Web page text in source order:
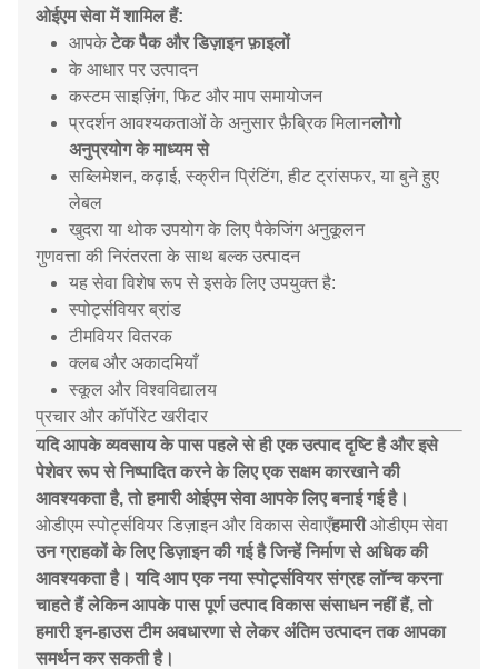
ओईएम सेवा में शामिल हैं:
आपके टेक पैक और डिज़ाइन फ़ाइलों
के आधार पर उत्पादन
कस्टम साइज़िंग, फिट और माप समायोजन
प्रदर्शन आवश्यकताओं के अनुसार फ़ैब्रिक मिलानलोगो
अनुप्रयोग के माध्यम से
सब्लिमेशन, कढ़ाई, स्क्रीन प्रिंटिंग, हीट ट्रांसफर, या बुने हुए
लेबल
खुदरा या थोक उपयोग के लिए पैकेजिंग अनुकूलन
गुणवत्ता की निरंतरता के साथ बल्क उत्पादन
यह सेवा विशेष रूप से इसके लिए उपयुक्त है:
स्पोर्ट्सवियर ब्रांड
टीमवियर वितरक
क्लब और अकादमियाँ
स्कूल और विश्वविद्यालय
प्रचार और कॉर्पोरेट खरीदार
यदि आपके व्यवसाय के पास पहले से ही एक उत्पाद दृष्टि है और इसे
पेशेवर रूप से निष्पादित करने के लिए एक सक्षम कारखाने की
आवश्यकता है, तो हमारी ओईएम सेवा आपके लिए बनाई गई है।
ओडीएम स्पोर्ट्सवियर डिज़ाइन और विकास सेवाएँहमारीओडीएम सेवा
उन ग्राहकों के लिए डिज़ाइन की गई है जिन्हें निर्माण से अधिक की
आवश्यकता है। यदि आप एक नया स्पोर्ट्सवियर संग्रह लॉन्च करना
चाहते हैं लेकिन आपके पास पूर्ण उत्पाद विकास संसाधन नहीं हैं, तो
हमारी इन-हाउस टीम अवधारणा से लेकर अंतिम उत्पादन तक आपका
समर्थन कर सकती है।